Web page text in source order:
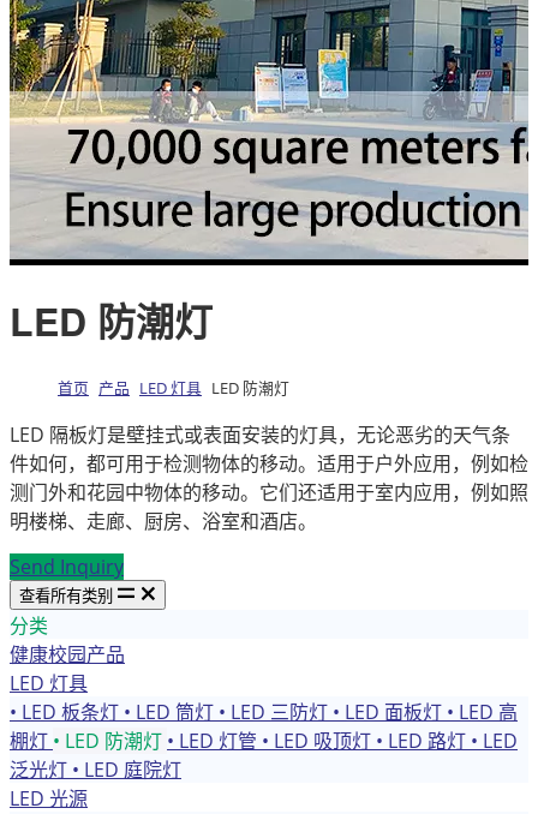
LED 防潮灯
首页 产品 LED 灯具 LED 防潮灯
LED 隔板灯是壁挂式或表面安装的灯具，无论恶劣的天气条
件如何，都可用于检测物体的移动。适用于户外应用，例如检
测门外和花园中物体的移动。它们还适用于室内应用，例如照
明楼梯、走廊、厨房、浴室和酒店。
Send Inquiry
查看所有类别
分类
健康校园产品
LED 灯具
• LED 板条灯 • LED 筒灯 • LED 三防灯 • LED 面板灯 • LED 高
棚灯 • LED 防潮灯 • LED 灯管 • LED 吸顶灯 • LED 路灯 • LED
泛光灯 • LED 庭院灯
LED 光源